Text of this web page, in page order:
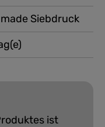
Siebdruck
ist